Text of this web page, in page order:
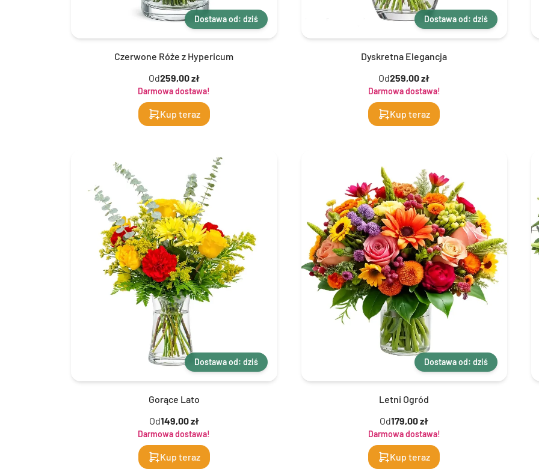
Dostawa od: dziś
Czerwone Róże z Hypericum
Od259,00 zł
Darmowa dostawa!
Kup teraz
Dostawa od: dziś
Dyskretna Elegancja
Od259,00 zł
Darmowa dostawa!
Kup teraz
Dostawa od: dziś
Gorące Lato
Od149,00 zł
Darmowa dostawa!
Kup teraz
Dostawa od: dziś
Letni Ogród
Od179,00 zł
Darmowa dostawa!
Kup teraz